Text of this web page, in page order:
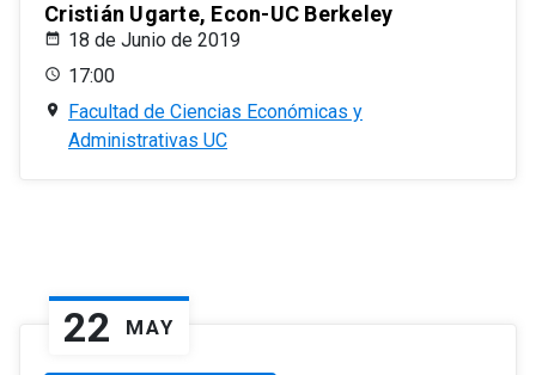
Cristián Ugarte, Econ-UC Berkeley
18 de Junio de 2019
17:00
Facultad de Ciencias Económicas y
Administrativas UC
22 MAY